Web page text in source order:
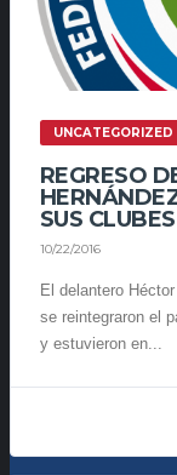
UNCATEGORIZED
REGRESO
SUS CLUBES
10/22/2016
El delantero
se reintegraron el
y estuvieron en...